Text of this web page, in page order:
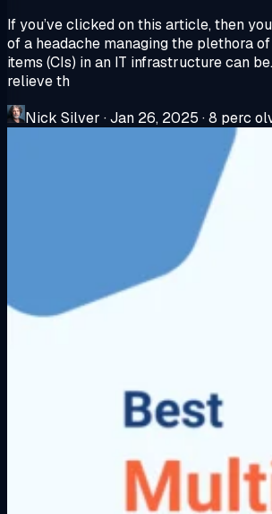
If you’ve clicked on this article, then
of a headache managing the plethora
items (CIs) in an IT infrastructure can
relieve th
Nick Silver ·Jan 26, 2025 ·8 perc